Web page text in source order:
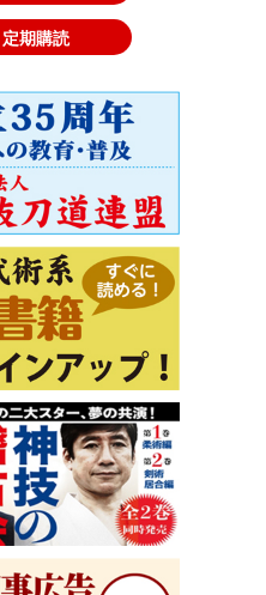
定期購読